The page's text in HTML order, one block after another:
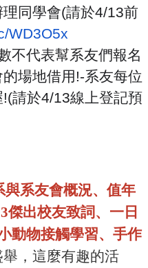
同學會(請於4/13前
WD3O5x
不代表幫系友們報名
場地借用!-系友每位
請於4/13線上登記預
與系友會概況、值年
傑出校友致詞、 一日
動物接觸學習、手作
，這麼有趣的活